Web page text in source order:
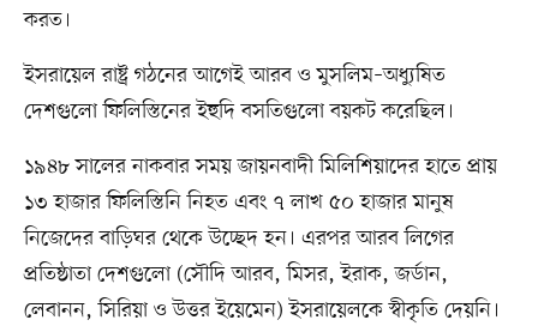
করত।
ইসরায়েল রাষ্ট্র গঠনের আগেই আরব ও মুসলিম–অধ্যুষিত
দেশগুলো ফিলিস্তিনের ইহুদি বসতিগুলো বয়কট করেছিল।
১৯৪৮ সালের নাকবার সময় জায়নবাদী মিলিশিয়াদের হাতে প্রায়
১৩ হাজার ফিলিস্তিনি নিহত এবং ৭ লাখ ৫০ হাজার মানুষ
নিজেদের বাড়িঘর থেকে উচ্ছেদ হন। এরপর আরব লিগের
প্রতিষ্ঠাতা দেশগুলো (সৌদি আরব, মিসর, ইরাক, জর্ডান,
লেবানন, সিরিয়া ও উত্তর ইয়েমেন) ইসরায়েলকে স্বীকৃতি দেয়নি।